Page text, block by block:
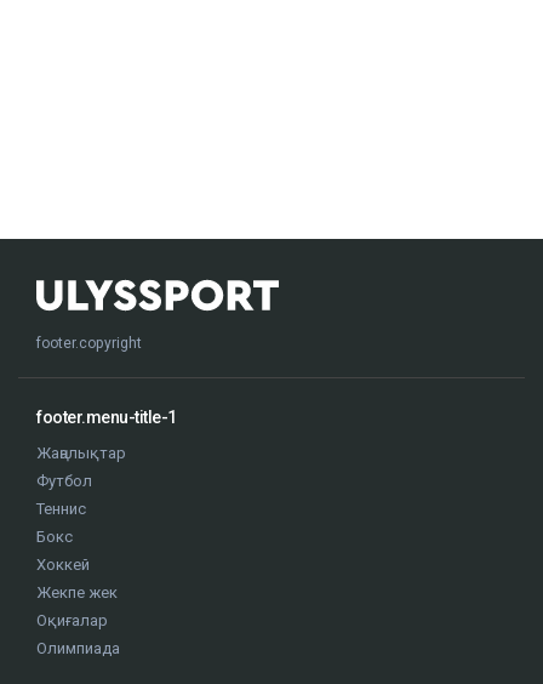
footer.copyright
footer.menu-title-1
Жаңалықтар
Футбол
Теннис
Бокс
Хоккей
Жекпе жек
Оқиғалар
Олимпиада